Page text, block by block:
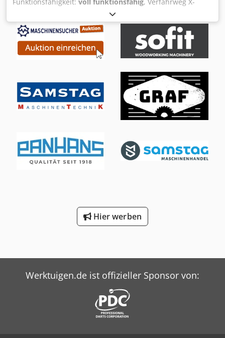
, Verfahrweg Y-Achse:
Z-Achse:350 mm, Werkstückgewicht (max.):400 kg,
Steuerungsmodell:AGIEMATIC T
, Kein Mindestpreis -
garantierter Verkauf zum höchsten Gebot! TECHNISCHE
DETAILS Verfahrweg X: 350 mm Verfahrweg Y: 250 mm
(X, Y, Z, C) Arbeitsbereich Tischgröße: 600 × 450 mm
Werkstückabmessungen max.: ca. 860 × 620 × 350 mm
Dcedpfszpypnex Ai Nek Werkstückgewicht max.: 400 kg
Elektrodengewicht max.: 100 kg Arbeitsbehälter innen: ca.
830 × 590 × 350 mm Abstand Tisch zu Pinole: 170 – 520
Generator: AGIEPULS 60 Netzanschluss: 400 V / 50 Hz
Abmessungen & Gewicht Abmessungen (L x B x H): ca.
3.000 × 1.700 × 2.580 mm Maschinengewicht: ca. 2.550 kg
Hier werben
Werktuigen.de ist offizieller Sponsor von: